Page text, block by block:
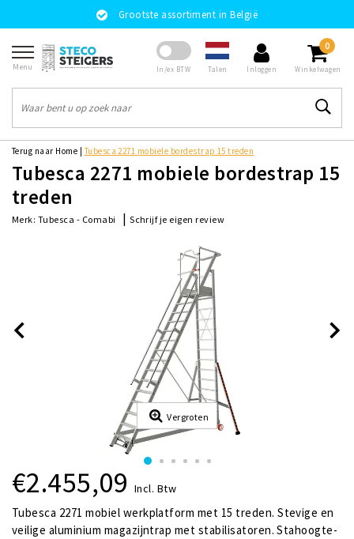
Grootste assortiment in België
Menu In/ex BTW Talen Inloggen
0
Winkelwagen
Terug naar Home |Tubesca 2271 mobiele bordestrap 15 treden
Tubesca 2271 mobiele bordestrap 15
treden
Merk: Tubesca - Comabi |Schrijf je eigen review
Vergroten
€2.455,09 Incl. Btw
Tubesca 2271 mobiel werkplatform met 15 treden. Stevige en
veilige aluminium magazijntrap met stabilisatoren. Stahoogte-